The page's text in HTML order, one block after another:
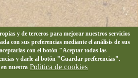
y de terceros para mejorar nuestros servicios
con sus preferencias mediante el análisis de sus
con el botón "Aceptar todas las
y darle al botón "Guardar preferencias".
nuestra Política de cookies